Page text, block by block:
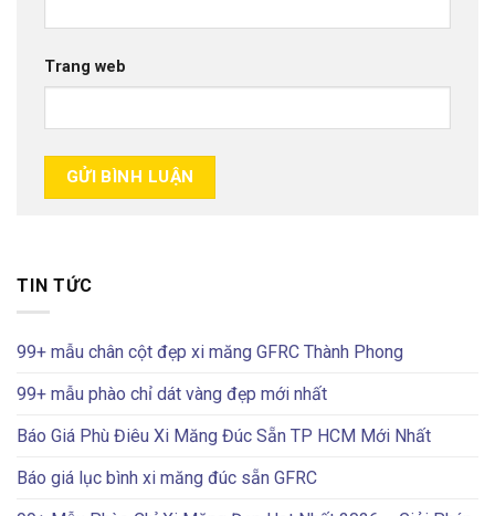
Trang web
TIN TỨC
99+ mẫu chân cột đẹp xi măng GFRC Thành Phong
99+ mẫu phào chỉ dát vàng đẹp mới nhất
Báo Giá Phù Điêu Xi Măng Đúc Sẵn TP HCM Mới Nhất
Báo giá lục bình xi măng đúc sẵn GFRC